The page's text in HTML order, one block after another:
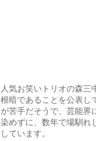
人気お笑いトリオの森三
根暗であることを公表し
が苦手だそうで、芸能界
染めずに、数年で場馴れ
しています。